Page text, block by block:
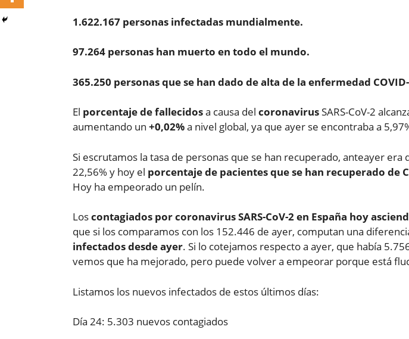
1.622.167 personas infectadas mundialmente.
97.264 personas han muerto en todo el mundo.
365.250 personas que se han dado de alta de la enfermedad
El porcentaje de fallecidosa causa del coronavirusSARS-CoV-2
aumentando un +0,02%a nivel global, ya que ayer se encontraba a
Si escrutamos la tasa de personas que se han recuperado, anteayer era
22,56% y hoy el porcentaje de pacientes que se han recuperado de
Hoy ha empeorado un pelín.
Loscontagiados por coronavirus SARS-CoV-2 en España hoy
que si los comparamos con los 152.446 de ayer, computan una
infectados desde ayer. Si lo cotejamos respecto a ayer, que había
vemos que ha mejorado, pero puede volver a empeorar porque está
Listamos los nuevos infectados de estos últimos días:
Día 24: 5.303 nuevos contagiados